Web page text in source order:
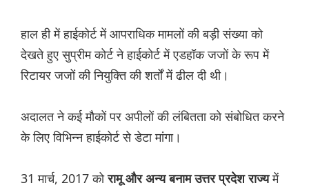
हाल ही में हाईकोर्ट में आपराधिक मामलों की बड़ी संख्या को
देखते हुए सुप्रीम कोर्ट ने हाईकोर्ट में एडहॉक जजों के रूप में
रिटायर जजों की नियुक्ति की शर्तों में ढील दी थी।
अदालत ने कई मौकों पर अपीलों की लंबितता को संबोधित करने
के लिए विभिन्न हाईकोर्ट से डेटा मांगा।
31 मार्च, 2017 कोरामू और अन्य बनाम उत्तर प्रदेश राज्यमें